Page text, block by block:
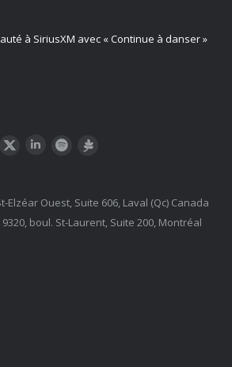
à SiriusXM avec « Continue à danser »
Twitter LinkedInSpotify
Elzéar Ouest, Suite 606, Laval (Qc) Canada
boul. St-Laurent, Suite 200, Montréal